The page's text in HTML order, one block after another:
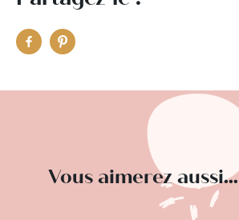
Vous aimerez aussi...